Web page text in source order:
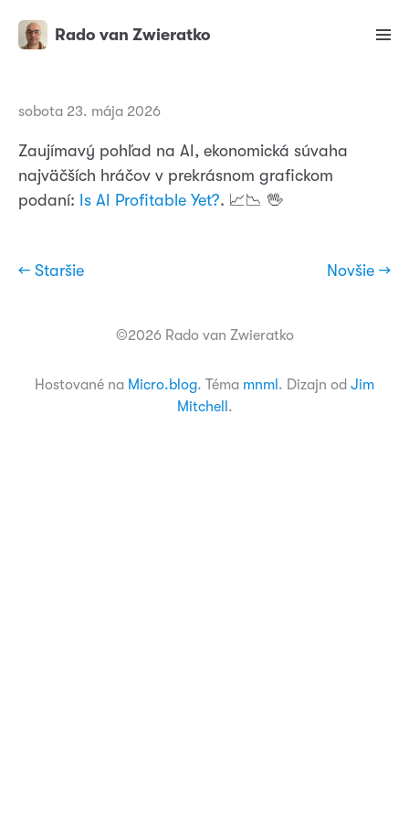
Rado van Zwieratko
sobota 23. mája 2026
Zaujímavý pohľad na AI, ekonomická súvaha
najväčších hráčov v prekrásnom grafickom
podaní: Is AI Profitable Yet?. 📈📉 🖖
← Staršie Novšie →
©2026 Rado van Zwieratko
Hostované na Micro.blog. Téma mnml . Dizajn od Jim
Mitchell .